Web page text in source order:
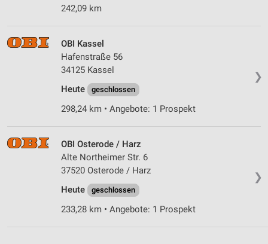
242,09 km
❯
OBI Kassel
Hafenstraße 56
34125 Kassel
Heute
geschlossen
298,24 km • Angebote: 1 Prospekt
❯
OBI Osterode / Harz
Alte Northeimer Str. 6
37520 Osterode / Harz
Heute
geschlossen
233,28 km • Angebote: 1 Prospekt
Erstellung von Profilen zur Personalisierung
Verwendung von Profilen zur Auswahl
personalisierter Inhalte
Messung der Performance von Inhalten
Analyse von Zielgruppen durch Statistiken oder
Kombinationen von Daten aus verschiedenen
Entwicklung und Verbesserung der Angebote